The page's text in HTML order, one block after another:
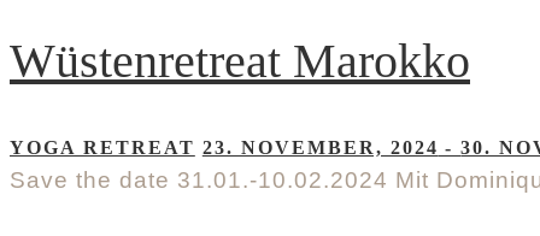
Wüstenretreat Marokko
YOGA RETREAT 23. NOVEMBER, 2024 -30.
Save the date 31.01.-10.02.2024 Mit